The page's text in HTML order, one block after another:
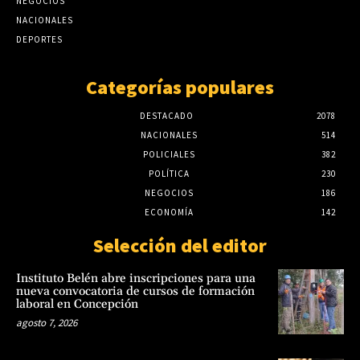
NACIONALES
DEPORTES
Categorías populares
DESTACADO
2078
NACIONALES
514
POLICIALES
382
POLÍTICA
230
NEGOCIOS
186
ECONOMÍA
142
Selección del editor
Instituto Belén abre inscripciones para una
nueva convocatoria de cursos de formación
laboral en Concepción
agosto 7, 2026